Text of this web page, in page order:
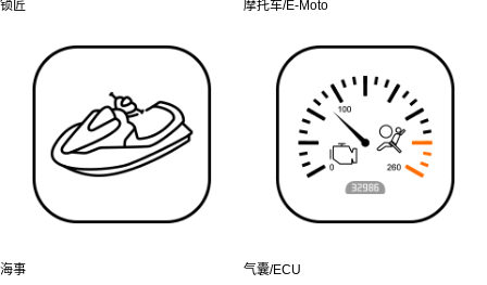
锁匠 摩托车/E-Moto
海事 气囊/ECU